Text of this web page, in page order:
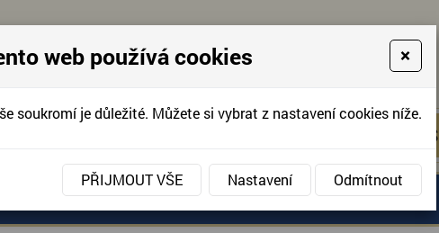
KONTAKTUJTE NÁS
KONTAKTUJTE NÁS
SLUŽBY AKCE, FOTOGRAFIE DOBROVOLNICTVÍ
web používá cookies ×
soukromí je důležité. Můžete si vybrat z nastavení cookies níže.
PŘIJMOUT VŠE Nastavení Odmítnout